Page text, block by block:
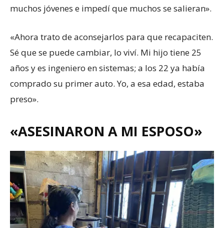
muchos jóvenes e impedí que muchos se salieran».
«Ahora trato de aconsejarlos para que recapaciten.
Sé que se puede cambiar, lo viví. Mi hijo tiene 25
años y es ingeniero en sistemas; a los 22 ya había
comprado su primer auto. Yo, a esa edad, estaba
preso».
«ASESINARON A MI ESPOSO»